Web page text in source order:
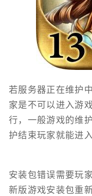
若服务器正在维护
家是不可以进入游
行，一般游戏的维
护结束玩家就能进
安装包错误需要玩
新版游戏安装包重